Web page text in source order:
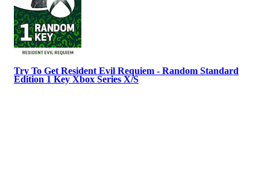
Try To Get Resident Evil Requiem - Random Standard
Edition 1 Key Xbox Series X/S